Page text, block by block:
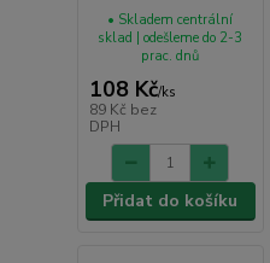
108 Kč/ks
89 Kč bez
DPH
• Skladem centrální
sklad | odešleme do 2-3
prac. dnů
Přidat do košíku